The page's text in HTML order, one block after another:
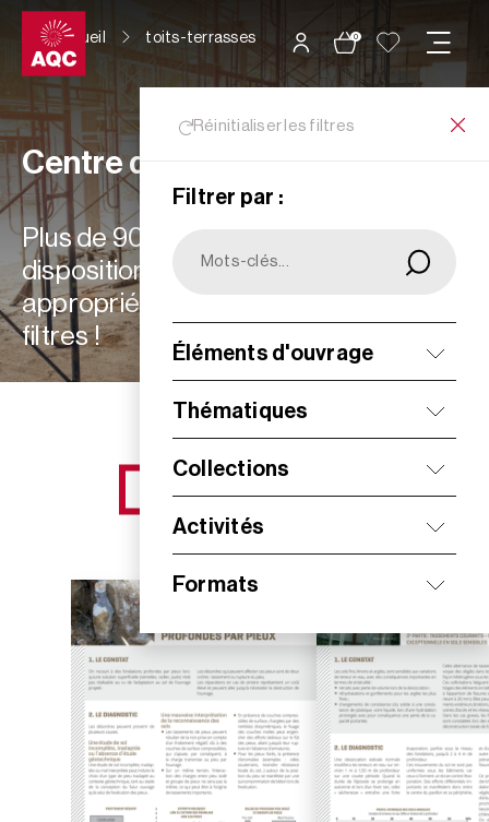
Panneau de gestion des cookies
0
Accueil toits-terrasses
Réinitialiser les filtres
Filtrer par :
Éléments d'ouvrage
Thématiques
Collections
Activités
Formats
Centre de ressources
Plus de 900 ressources à votre
disposition : choisissez les plus
appropriées à vos besoins grâce aux
filtres !
NOS NOUVEAUTÉS